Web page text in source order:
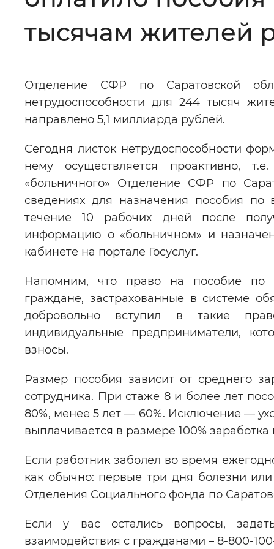
Звуковой ассистент
Вернуть стандартные настройки
тысячам жителей
Отделение СФР по Саратовской
нетрудоспособности для 244 тысяч
направлено 5,1 миллиарда рублей.
Сегодня листок нетрудоспособности
нему осуществляется проактивно,
«больничного» Отделение СФР по
сведениях для назначения пособия по
течение 10 рабочих дней после
информацию о «больничном» и
кабинете на портале Госуслуг.
Напомним, что право на пособие по
граждане, застрахованные в системе
добровольно вступил в такие
индивидуальные предприниматели,
взносы.
Размер пособия зависит от среднего
сотрудника. При стаже 8 и более лет
80%, менее 5 лет — 60%. Исключение —
выплачивается в размере 100%
Если работник заболел во время
как обычно: первые три дня болезни
Отделения Социального фонда по
Если у вас остались вопросы,
взаимодействия с гражданами – 8-800-